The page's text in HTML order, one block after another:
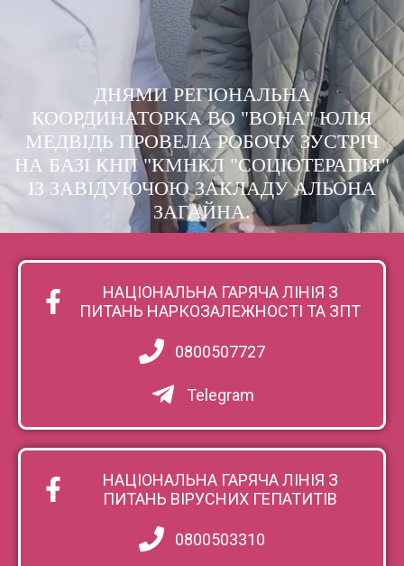
ДНЯМИ РЕГІОНАЛЬНА
КООРДИНАТОРКА ВО "ВОНА" ЮЛІЯ
МЕДВІДЬ ПРОВЕЛА РОБОЧУ ЗУСТРІЧ
НА БАЗІ КНП "КМНКЛ "СОЦІОТЕРАПІЯ"
ІЗ ЗАВІДУЮЧОЮ ЗАКЛАДУ АЛЬОНА
ЗАГАЙНА.
НАЦІОНАЛЬНА ГАРЯЧА ЛІНІЯ З
ПИТАНЬ НАРКОЗАЛЕЖНОСТІ ТА ЗПТ
0800507727
Telegram
НАЦІОНАЛЬНА ГАРЯЧА ЛІНІЯ З
ПИТАНЬ ВІРУСНИХ ГЕПАТИТІВ
0800503310